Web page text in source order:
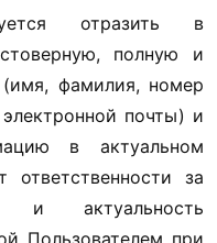
отразить в
полную и
фамилия, номер
почты) и
в актуальном
ответственности за
и актуальность
Пользователем при